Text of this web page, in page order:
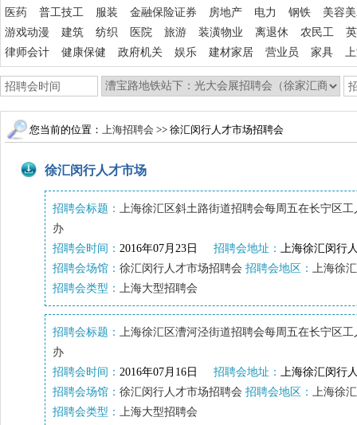
医药
普工技工 服装 金融保险证券 房地产 电力 钢铁
美容
游戏动漫
建筑 纺织 医院 旅游 装潢物业 离退休 农民工
律师会计
健康保健 政府机关 娱乐 建材家居 营业员 家具
您当前的位置： 上海招聘会 >> 徐汇闵行人才市场招聘会
徐汇闵行人才市场
招聘会标题： 上海徐汇区斜土路街道招聘会每周五在长宁区
办
招聘会时间： 2016年07月23日 招聘会地址： 上海徐汇闵行
招聘会场馆： 徐汇闵行人才市场招聘会 招聘会地区： 上海徐
招聘会类型： 上海大型招聘会
招聘会标题： 上海徐汇区漕河泾街道招聘会每周五在长宁区
办
招聘会时间： 2016年07月16日 招聘会地址： 上海徐汇闵行
招聘会场馆： 徐汇闵行人才市场招聘会 招聘会地区： 上海徐
招聘会类型： 上海大型招聘会